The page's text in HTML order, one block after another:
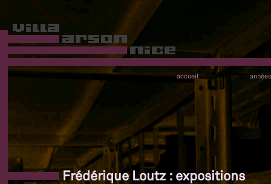
accueil années
Frédérique Loutz : expositions